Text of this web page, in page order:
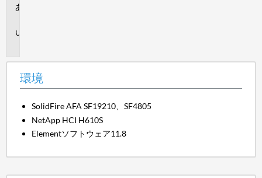
環境
SolidFire AFA SF19210、SF4805
NetApp HCI H610S
Elementソフトウェア11.8